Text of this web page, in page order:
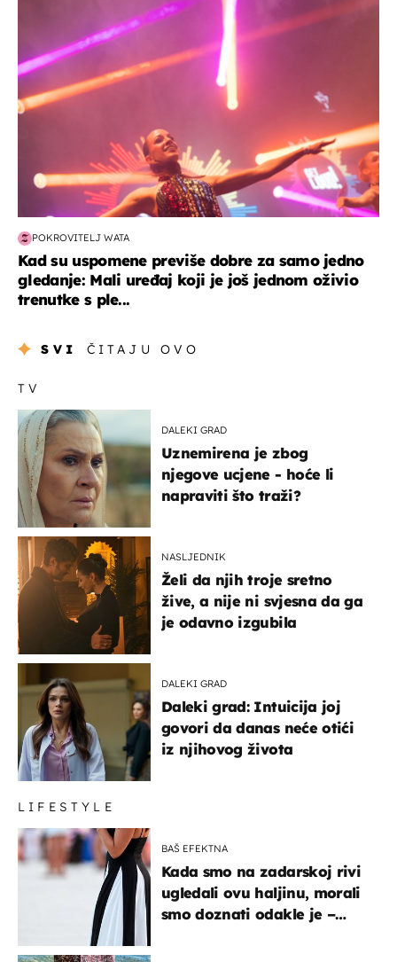
POKROVITELJ WATA
Kad su uspomene previše dobre za samo jedno
gledanje: Mali uređaj koji je još jednom oživio
trenutke s ple...
SVI ČITAJU OVO
TV
DALEKI GRAD
Uznemirena je zbog
njegove ucjene - hoće li
napraviti što traži?
NASLJEDNIK
Želi da njih troje sretno
žive, a nije ni svjesna da ga
je odavno izgubila
DALEKI GRAD
Daleki grad: Intuicija joj
govori da danas neće otići
iz njihovog života
LIFESTYLE
BAŠ EFEKTNA
Kada smo na zadarskoj rivi
ugledali ovu haljinu, morali
smo doznati odakle je –